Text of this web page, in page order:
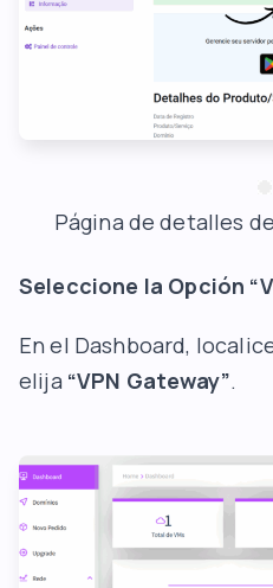
Página de detalles
Seleccione la Opción
En el Dashboard,
elija “VPN Gateway”.